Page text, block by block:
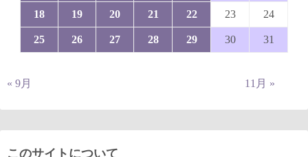
18 19 20 21 22 23 24
25 26 27 28 29 30 31
« 9月 11月 »
このサイトについて